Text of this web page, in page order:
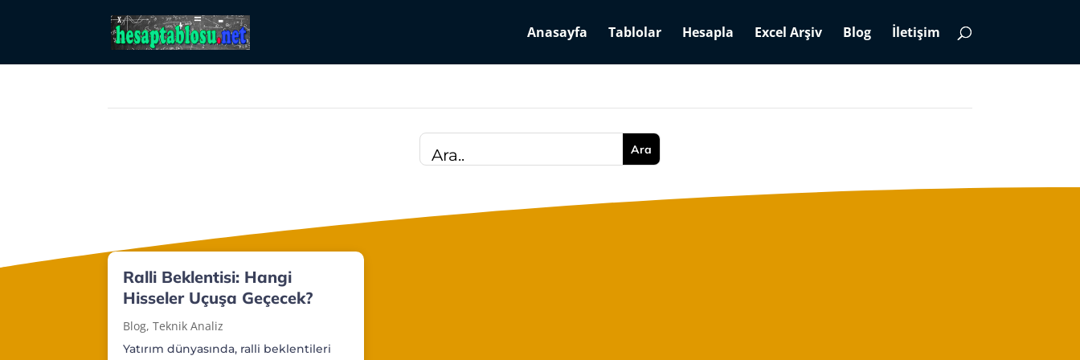
Anasayfa Tablolar Hesapla Excel Arşiv Blog İletişim
Ralli Beklentisi: Hangi
Hisseler Uçuşa Geçecek?
Blog,Teknik Analiz
Yatırım dünyasında, ralli beklentileri